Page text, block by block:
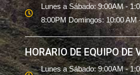
Lunes a Sábado: 9:00AM -
8:00PM Domingos: 10:00 AM
HORARIO DE EQUIPO DE
Lunes a Sábado: 9:00AM -